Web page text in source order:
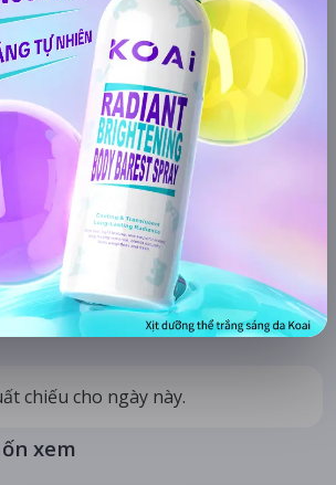
BÌNH LUẬN ĐÁNH GIÁ TIN TỨC
HỆ THỐNG RẠP
Tất cả hệ thống
13/08
Thứ năm Thứ sáu
chiếu cho ngày này.
xem